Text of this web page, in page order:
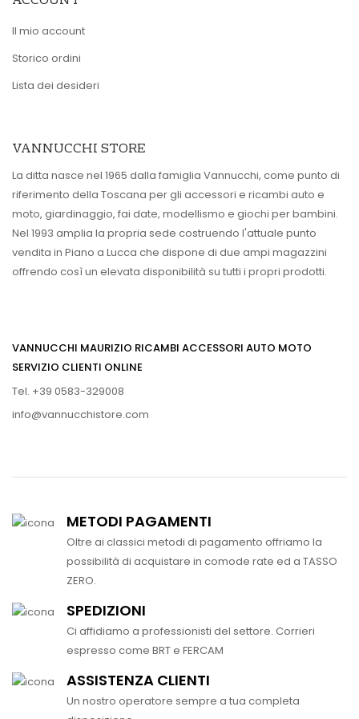
Il mio account
Storico ordini
Lista dei desideri
VANNUCCHI STORE
La ditta nasce nel 1965 dalla famiglia Vannucchi, come punto di
riferimento della Toscana per gli accessori e ricambi auto e
moto, giardinaggio, fai date, modellismo e giochi per bambini.
Nel 1993 amplia la propria sede costruendo l'attuale punto
vendita in Piano a Lucca che dispone di due ampi magazzini
offrendo così un elevata disponibilità su tutti i propri prodotti.
VANNUCCHI MAURIZIO RICAMBI ACCESSORI AUTO MOTO
SERVIZIO CLIENTI ONLINE
Tel. +39 0583-329008
info@vannucchistore.com
METODI PAGAMENTI
Oltre ai classici metodi di pagamento offriamo la
possibilità di acquistare in comode rate ed a TASSO
ZERO.
SPEDIZIONI
Ci affidiamo a professionisti del settore. Corrieri
espresso come BRT e FERCAM
ASSISTENZA CLIENTI
Un nostro operatore sempre a tua completa